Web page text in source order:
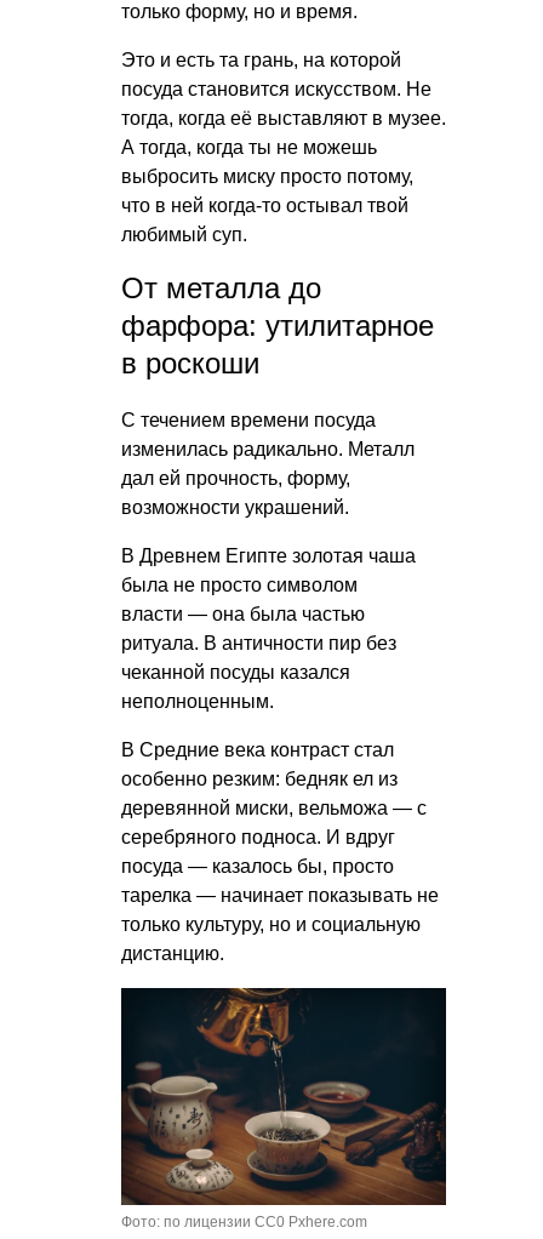
только форму, но и время.
Это и есть та грань, на которой
посуда становится искусством. Не
тогда, когда её выставляют в музее.
А тогда, когда ты не можешь
выбросить миску просто потому,
что в ней когда-то остывал твой
любимый суп.
От металла до
фарфора: утилитарное
в роскоши
С течением времени посуда
изменилась радикально. Металл
дал ей прочность, форму,
возможности украшений.
В Древнем Египте золотая чаша
была не просто символом
власти — она была частью
ритуала. В античности пир без
чеканной посуды казался
неполноценным.
В Средние века контраст стал
особенно резким: бедняк ел из
деревянной миски, вельможа — с
серебряного подноса. И вдруг
посуда — казалось бы, просто
тарелка — начинает показывать не
только культуру, но и социальную
дистанцию.
Фото: по лицензии CC0 Pxhere.com